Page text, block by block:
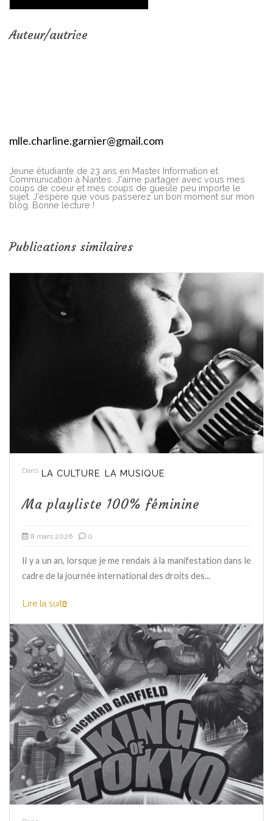
Auteur/autrice
mlle.charline.garnier@gmail.com
Jeune étudiante de 23 ans en Master Information et
Communication à Nantes. J'aime partager avec vous mes
coups de coeur et mes coups de gueule peu importe le
sujet. J'espère que vous passerez un bon moment sur mon
blog. Bonne lecture !
Publications similaires
Dans LA CULTURE LA MUSIQUE
Ma playliste 100% féminine
8 mars 2026 0
Il y a un an, lorsque je me rendais à la manifestation dans le
cadre de la journée international des droits des...
Lire la suite